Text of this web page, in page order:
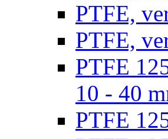
PTFE,
PTFE,
PTFE
10 - 40
PTFE